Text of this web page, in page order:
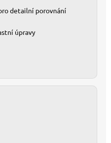
detailní porovnání
úpravy